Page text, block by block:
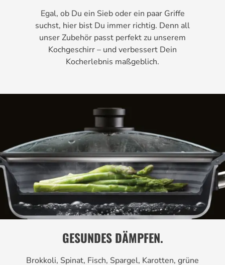
Egal, ob Du ein Sieb oder ein paar Griffe
suchst, hier bist Du immer richtig. Denn all
unser Zubehör passt perfekt zu unserem
Kochgeschirr – und verbessert Dein
Kocherlebnis maßgeblich.
GESUNDES DÄMPFEN.
Brokkoli, Spinat, Fisch, Spargel, Karotten, grüne